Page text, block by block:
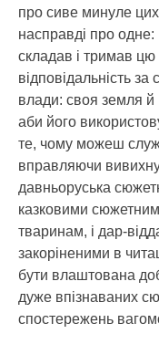
про сиве минуле
насправді про одне:
складав і тримав цю
відповідальність за
влади: своя земля й
аби його
те, чому можеш
вправляючи
давньоруська
казковими
тваринам, і дар-
закоріненими в
бути влаштована
дуже впізнаваних
спостережень